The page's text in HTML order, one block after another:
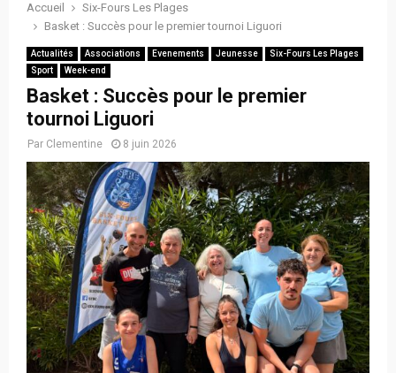
Accueil
Six-Fours Les Plages
Basket : Succès pour le premier tournoi Liguori
Actualités Associations Evenements Jeunesse
Six-Fours Les Plages
Sport
Week-end
Basket : Succès pour le premier
tournoi Liguori
Par Clementine 8 juin 2026